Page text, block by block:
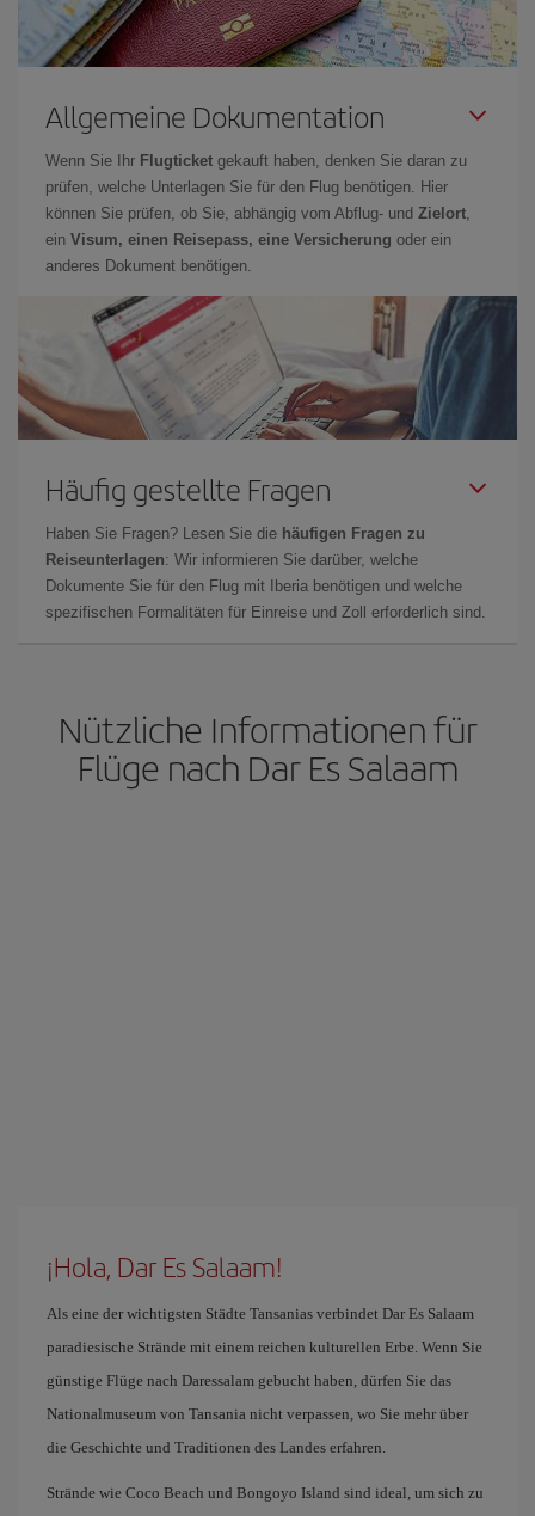
Allgemeine Dokumentation
Wenn Sie Ihr Flugticket gekauft haben, denken Sie daran zu
prüfen, welche Unterlagen Sie für den Flug benötigen. Hier
können Sie prüfen, ob Sie, abhängig vom Abflug- und Zielort,
ein Visum, einen Reisepass, eine Versicherung oder ein
anderes Dokument benötigen.
Häufig gestellte Fragen
Haben Sie Fragen? Lesen Sie die häufigen Fragen zu
Reiseunterlagen: Wir informieren Sie darüber, welche
Dokumente Sie für den Flug mit Iberia benötigen und welche
spezifischen Formalitäten für Einreise und Zoll erforderlich sind.
Nützliche Informationen für
Flüge nach Dar Es Salaam
¡Hola, Dar Es Salaam!
Als eine der wichtigsten Städte Tansanias verbindet Dar Es Salaam
paradiesische Strände mit einem reichen kulturellen Erbe. Wenn Sie
günstige Flüge nach Daressalam gebucht haben, dürfen Sie das
Nationalmuseum von Tansania nicht verpassen, wo Sie mehr über
die Geschichte und Traditionen des Landes erfahren.
Strände wie Coco Beach und Bongoyo Island sind ideal, um sich zu